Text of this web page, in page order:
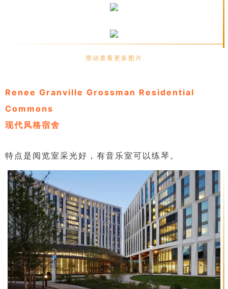
滑动查看更多图片
Renee Granville Grossman Residential
Commons
现代风格宿舍
特点是阅览室采光好，有音乐室可以练琴。